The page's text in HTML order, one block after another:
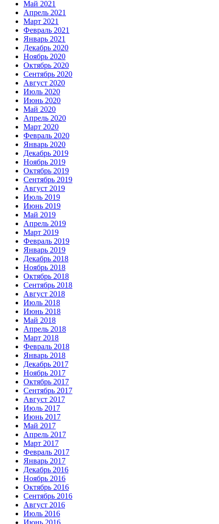
Май 2021
Апрель 2021
Март 2021
Февраль 2021
Январь 2021
Декабрь 2020
Ноябрь 2020
Октябрь 2020
Сентябрь 2020
Август 2020
Июль 2020
Июнь 2020
Май 2020
Апрель 2020
Март 2020
Февраль 2020
Январь 2020
Декабрь 2019
Ноябрь 2019
Октябрь 2019
Сентябрь 2019
Август 2019
Июль 2019
Июнь 2019
Май 2019
Апрель 2019
Март 2019
Февраль 2019
Январь 2019
Декабрь 2018
Ноябрь 2018
Октябрь 2018
Сентябрь 2018
Август 2018
Июль 2018
Июнь 2018
Май 2018
Апрель 2018
Март 2018
Февраль 2018
Январь 2018
Декабрь 2017
Ноябрь 2017
Октябрь 2017
Сентябрь 2017
Август 2017
Июль 2017
Июнь 2017
Май 2017
Апрель 2017
Март 2017
Февраль 2017
Январь 2017
Декабрь 2016
Ноябрь 2016
Октябрь 2016
Сентябрь 2016
Август 2016
Июль 2016
Июнь 2016